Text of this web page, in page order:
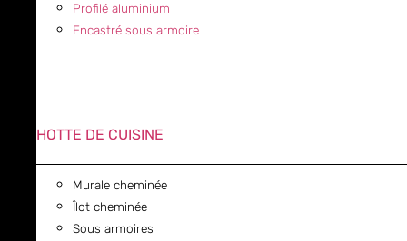
Profilé aluminium
Encastré sous armoire
HOTTE DE CUISINE
Murale cheminée
Îlot cheminée
Sous armoires